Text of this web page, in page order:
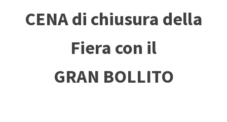
CENA di chiusura della
Fiera con il
GRAN BOLLITO